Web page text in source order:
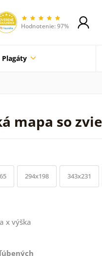
Hodnotenie: 97%
Plagáty
mapa so
294x198 343x231
x výška